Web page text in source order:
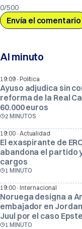
Al minuto
19:09· Política
Ayuso adjudica sin
reforma de la Real
60.000 euros
2 MINUTOS
19:00· Actualidad
El exaspirante de
abandona el partido
cargos
1 MINUTO
19:00· Internacional
Noruega designa a
embajador en
Juul por el caso
1 MINUTO
0/500